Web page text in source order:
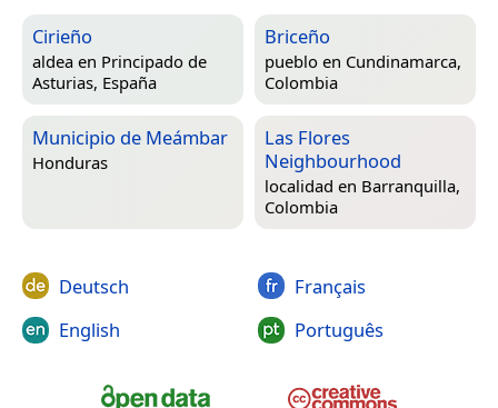
Cirieño
aldea en Principado de
Asturias, España
Briceño
pueblo en Cundinamarca,
Colombia
Municipio de Meámbar
Honduras
Las Flores
Neighbourhood
localidad en Barranquilla,
Colombia
Deutsch
English
Français
Português